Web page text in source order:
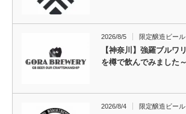
2026/8/5 限定醸造ビール
【神奈川】強羅ブルワ
を樽で飲んでみました～
2026/8/4 限定醸造ビール